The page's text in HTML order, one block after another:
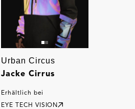
Urban Circus
Jacke Cirrus
Erhältlich bei
EYE TECH VISION